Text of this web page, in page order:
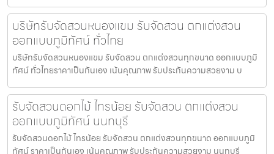
บริษัทรับจัดสวนหนองแขม รับจัดสวน ตกแต่งสวน
ออกแบบภูมิทัศน์ ทั่วไทย
บริษัทรับจัดสวนหนองแขม รับจัดสวน ตกแต่งสวนทุกขนาด ออกแบบภูมิ
ทัศน์ ทั่วไทยราคาเป็นกันเอง เน้นคุณภาพ รับประกันความสวยงาม บ
รับจัดสวนดอกไม้ ไทรน้อย รับจัดสวน ตกแต่งสวน
ออกแบบภูมิทัศน์ นนทบุรี
รับจัดสวนดอกไม้ ไทรน้อย รับจัดสวน ตกแต่งสวนทุกขนาด ออกแบบภูมิ
ทัศน์ ราคาเป็นกันเอง เน้นคุณภาพ รับประกันความสวยงาม นนทบุรี